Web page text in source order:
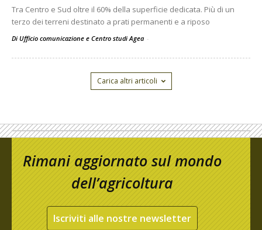
Tra Centro e Sud oltre il 60% della superficie dedicata. Più di un
terzo dei terreni destinato a prati permanenti e a riposo
Di Ufficio comunicazione e Centro studi Agea -
Carica altri articoli
Rimani aggiornato sul mondo
dell’agricoltura
Iscriviti alle nostre newsletter